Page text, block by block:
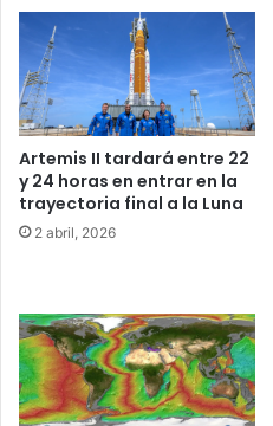
Artemis II tardará entre 22
y 24 horas en entrar en la
trayectoria final a la Luna
2 abril, 2026